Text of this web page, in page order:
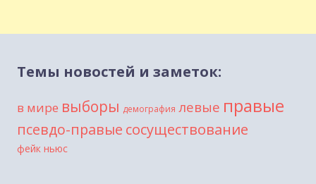
Темы новостей и заметок:
в мире выборы демография левые правые
псевдо-правые сосуществование
фейк ньюс